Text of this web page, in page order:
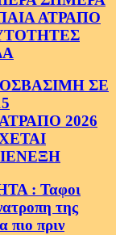
ΑΤΡΑΠΟ
ΣΕ
2026
: Ταφοι
της
πιο πριν